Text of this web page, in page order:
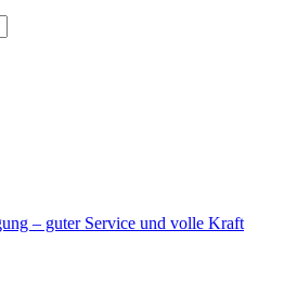
– guter Service und volle Kraft